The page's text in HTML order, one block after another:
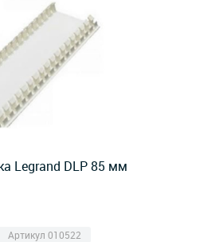
Legrand DLP 85 мм
Артикул 010522